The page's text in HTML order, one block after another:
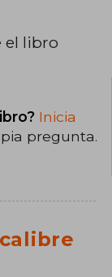
el libro
Inicia
pregunta.